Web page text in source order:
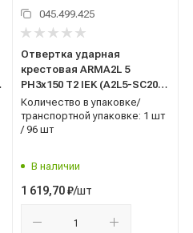
045.499.425
Отвертка ударная
крестовая ARMA2L 5
PH3х150 Т2 IEK (A2L5-SC20-
T2-PH-30-150)
Количество в упаковке/
транспортной упаковке: 1 шт
/ 96 шт
В наличии
1 619,70₽/шт